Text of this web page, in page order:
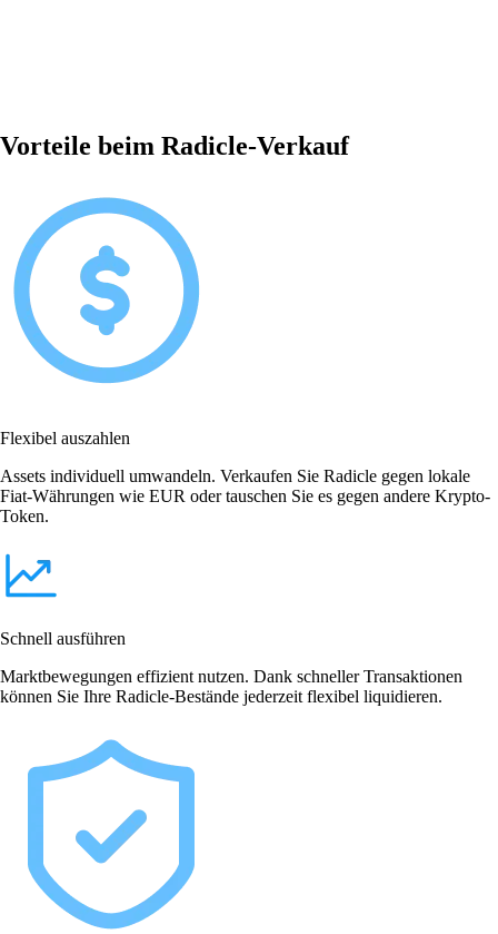
Vorteile beim Radicle-Verkauf
Flexibel auszahlen
Assets individuell umwandeln. Verkaufen Sie Radicle gegen lokale
Fiat-Währungen wie EUR oder tauschen Sie es gegen andere Krypto-
Token.
Schnell ausführen
Marktbewegungen effizient nutzen. Dank schneller Transaktionen
können Sie Ihre Radicle-Bestände jederzeit flexibel liquidieren.